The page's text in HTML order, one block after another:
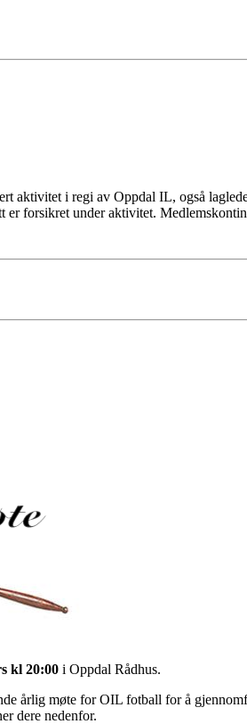
aktivitet i regi av Oppdal IL, også
forsikret under aktivitet.
kl 20:00 i Oppdal Rådhus.
årlig møte for OIL fotball for å
dere nedenfor.